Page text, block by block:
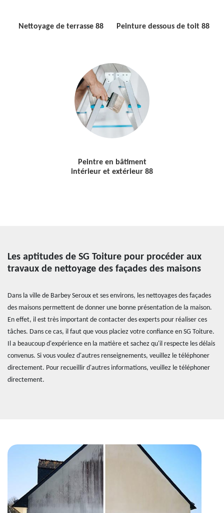
Nettoyage de terrasse 88 Peinture dessous de toit 88
Peintre en bâtiment
intérieur et extérieur 88
Les aptitudes de SG Toiture pour procéder aux
travaux de nettoyage des façades des maisons
Dans la ville de Barbey Seroux et ses environs, les nettoyages des façades
des maisons permettent de donner une bonne présentation de la maison.
En effet, il est très important de contacter des experts pour réaliser ces
tâches. Dans ce cas, il faut que vous placiez votre confiance en SG Toiture.
Il a beaucoup d'expérience en la matière et sachez qu'il respecte les délais
convenus. Si vous voulez d'autres renseignements, veuillez le téléphoner
directement. Pour recueillir d'autres informations, veuillez le téléphoner
directement.